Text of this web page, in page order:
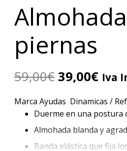
piernas
59,00€ El
precio
original
era:
59,00€.
39,00€El
es:
Iva
Marca Ayudas Dinamicas /
Duerme en una postura
Almohada blanda y
Banda elástica que fija